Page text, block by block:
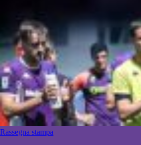
Rassegna stampa